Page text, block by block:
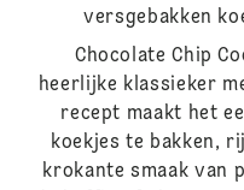
versgebakken
Chocolate Chip
heerlijke klassieker
recept maakt het
koekjes te bakken,
krokante smaak van